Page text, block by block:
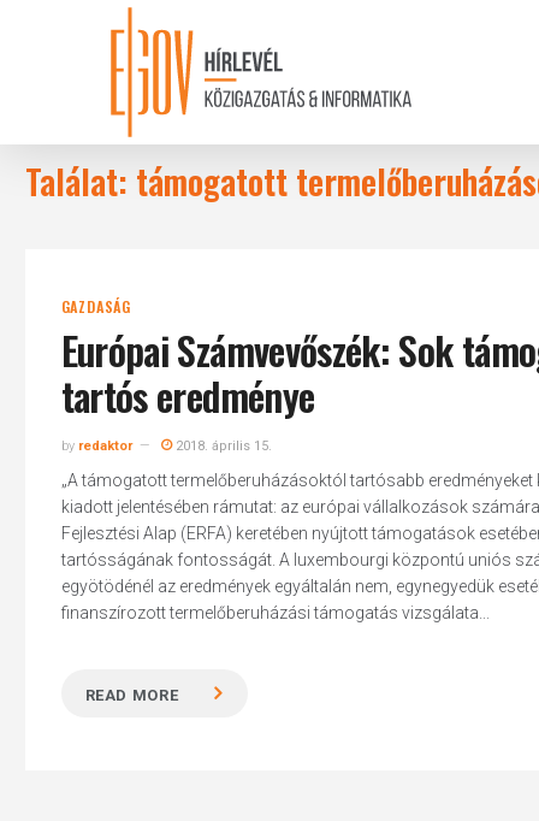
Hit enter to search or ESC to close
Találat: támogatott
GAZDASÁG
Európai Számvevőszék: Sok
tartós eredménye
by redaktor 2018. április 15.
„A támogatott termelőberuházásoktól tartósabb
kiadott jelentésében rámutat: az európai vállalkozások
Fejlesztési Alap (ERFA) keretében nyújtott támogatások
tartósságának fontosságát. A luxembourgi központú uniós
egyötödénél az eredmények egyáltalán nem, egynegyedük
finanszírozott termelőberuházási támogatás vizsgálata...
READ MORE